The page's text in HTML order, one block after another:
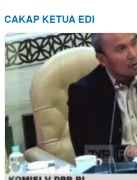
CAKAP KETUA EDI